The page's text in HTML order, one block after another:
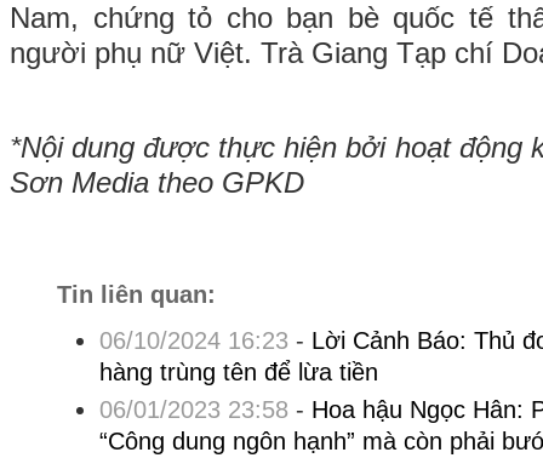
Nam, chứng tỏ cho bạn bè quốc tế
người phụ nữ Việt. Trà Giang Tạp chí
*Nội dung được thực hiện bởi hoạt động
Sơn Media theo GPKD
Tin liên quan:
06/10/2024 16:23 - Lời Cảnh Báo: Thủ
hàng trùng tên để lừa tiền
06/01/2023 23:58 - Hoa hậu Ngọc Hân:
“Công dung ngôn hạnh” mà còn phải